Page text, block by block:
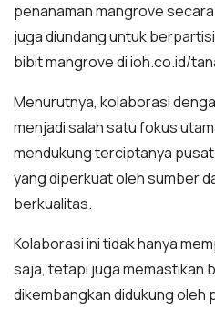
penanaman mangrove
juga diundang untuk
bibit mangrove di ioh.co.id/
Menurutnya, kolaborasi
menjadi salah satu fokus
mendukung terciptanya
yang diperkuat oleh sumber
berkualitas.
Kolaborasi ini tidak hanya
saja, tetapi juga memastikan
dikembangkan didukung oleh